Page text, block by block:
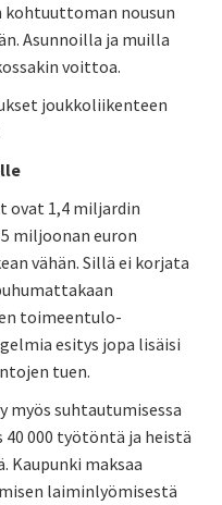
nousun
Asunnoilla ja muilla
voittoa.
joukkoliikenteen
ovat 1,4 miljardin
miljoonan euron
vähän. Sillä ei korjata
toimeentulo-
esitys jopa lisäisi
tuen.
myös suhtautumisessa
000 työtöntä ja heistä
maksaa
laiminlyömisestä